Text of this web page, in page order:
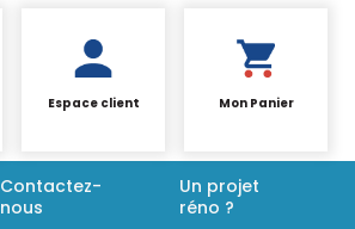
Espace client Mon Panier
Contactez-
nous
Un projet
réno ?